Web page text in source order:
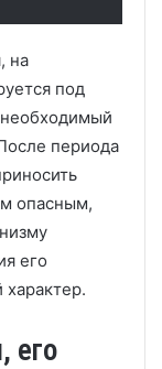
на
под
необходимый
периода
опасным,
его
характер.
его